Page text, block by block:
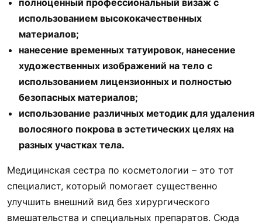
полноценный профессиональный визаж с
использованием высококачественных
материалов;
нанесение временных татуировок, нанесение
художественных изображений на тело с
использованием лицензионных и полностью
безопасных материалов;
использование различных методик для удаления
волосяного покрова в эстетических целях на
разных участках тела.
Медицинская сестра по косметологии – это тот
специалист, который помогает существенно
улучшить внешний вид без хирургического
вмешательства и специальных препаратов. Сюда